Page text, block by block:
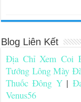
Blog Liên Kết
Địa Chỉ Xem Coi
Tướng Lông Mày
Thuốc Đông Y|
Venus56